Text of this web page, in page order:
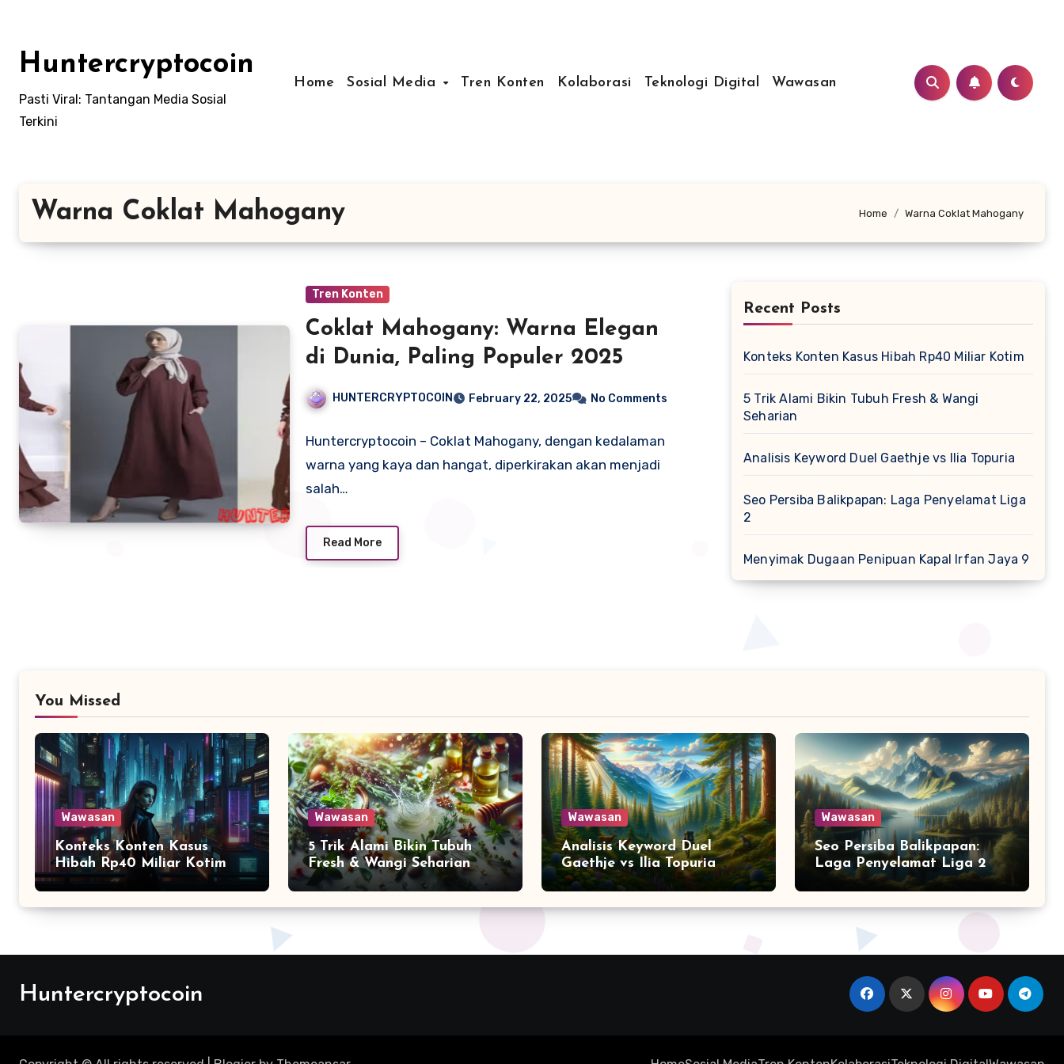
contentHuntercryptocoin
Pasti Viral: Tantangan Media Sosial
Terkini
Home Sosial Media Tren Konten Kolaborasi Teknologi Digital Wawasan
Warna Coklat Mahogany Home Warna Coklat Mahogany
Tren Konten
Coklat Mahogany: Warna Elegan
di Dunia, Paling Populer 2025
HUNTERCRYPTOCOIN February 22, 2025 No Comments
Huntercryptocoin – Coklat Mahogany, dengan kedalaman
warna yang kaya dan hangat, diperkirakan akan menjadi
salah…
Read More
Recent Posts
Konteks Konten Kasus Hibah Rp40 Miliar Kotim
5 Trik Alami Bikin Tubuh Fresh & Wangi
Seharian
Analisis Keyword Duel Gaethje vs Ilia Topuria
Seo Persiba Balikpapan: Laga Penyelamat Liga
2
Menyimak Dugaan Penipuan Kapal Irfan Jaya 9
You Missed
Wawasan
Konteks Konten Kasus
Hibah Rp40 Miliar Kotim
Wawasan
5 Trik Alami Bikin Tubuh
Fresh & Wangi Seharian
Wawasan
Analisis Keyword Duel
Gaethje vs Ilia Topuria
Wawasan
Seo Persiba Balikpapan:
Laga Penyelamat Liga 2
Huntercryptocoin